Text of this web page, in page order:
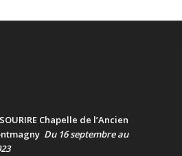
Chapelle de l’Ancien
Du 16 septembre au